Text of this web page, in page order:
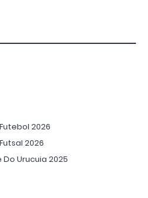
2026
2026
Urucuia 2025